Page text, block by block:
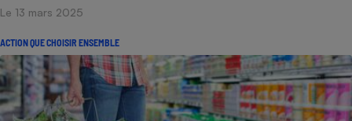
Le 13 mars 2025
ACTION QUE CHOISIR ENSEMBLE